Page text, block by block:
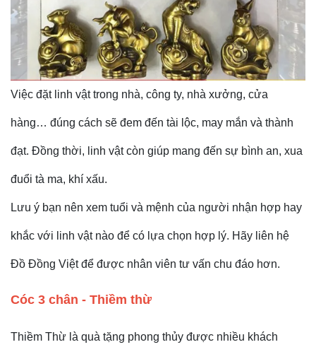
Việc đặt linh vật trong nhà, công ty, nhà xưởng, cửa
hàng… đúng cách sẽ đem đến tài lộc, may mắn và thành
đạt. Đồng thời, linh vật còn giúp mang đến sự bình an, xua
đuổi tà ma, khí xấu.
Lưu ý bạn nên xem tuổi và mệnh của người nhận hợp hay
khắc với linh vật nào để có lựa chọn hợp lý. Hãy liên hệ
Đồ Đồng Việt để được nhân viên tư vấn chu đáo hơn.
Cóc 3 chân - Thiềm thừ
Thiềm Thừ là quà tặng phong thủy được nhiều khách